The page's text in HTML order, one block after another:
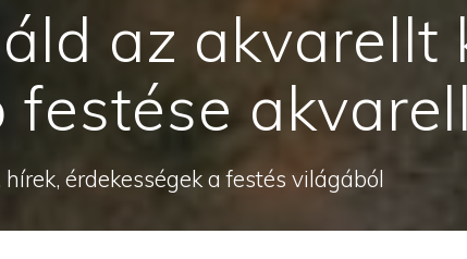
az akvarellt
festése akvarell
érdekességek a festés világából